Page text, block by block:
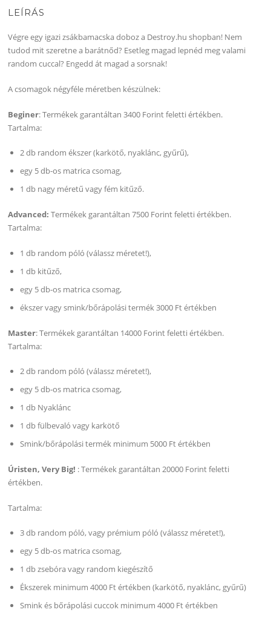
LEÍRÁS
Végre egy igazi zsákbamacska doboz a Destroy.hu shopban! Nem
tudod mit szeretne a barátnőd? Esetleg magad lepnéd meg valami
random cuccal? Engedd át magad a sorsnak!
A csomagok négyféle méretben készülnek:
Beginer: Termékek garantáltan 3400 Forint feletti értékben.
Tartalma:
2 db random ékszer (karkötő, nyaklánc, gyűrű),
egy 5 db-os matrica csomag,
1 db nagy méretű vagy fém kitűző.
Advanced:Termékek garantáltan 7500 Forint feletti értékben.
Tartalma:
1 db random póló (válassz méretet!),
1 db kitűző,
egy 5 db-os matrica csomag,
ékszer vagy smink/bőrápolási termék 3000 Ft értékben
Master: Termékek garantáltan 14000 Forint feletti értékben.
Tartalma:
2 db random póló (válassz méretet!),
egy 5 db-os matrica csomag,
1 db Nyaklánc
1 db fülbevaló vagy karkötő
Smink/bőrápolási termék minimum 5000 Ft értékben
Úristen, Very Big! : Termékek garantáltan 20000 Forint feletti
értékben.
Tartalma:
3 db random póló, vagy prémium póló (válassz méretet!),
egy 5 db-os matrica csomag,
1 db zsebóra vagy random kiegészítő
Ékszerek minimum 4000 Ft értékben (karkötő, nyaklánc, gyűrű)
Smink és bőrápolási cuccok minimum 4000 Ft értékben